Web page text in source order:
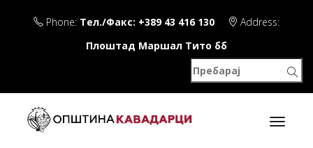
Phone: Тел./Факс: +389 43 416 130
Address:
Плоштад Маршал Тито бб